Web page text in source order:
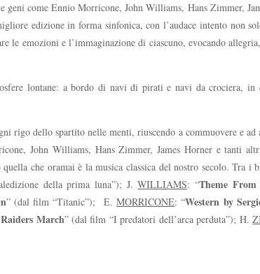
come Ennio Morricone, John Williams, Hans Zimmer,
edizione in forma sinfonica, con l’audace intento non
le emozioni e l’immaginazione di ciascuno, evocando
lontane: a bordo di navi di pirati e navi da crociera, in
rigo dello spartito nelle menti, riuscendo a commuovere e
John Williams, Hans Zimmer, James Horner e tanti
che oramai è la musica classica del nostro secolo. Tra
della prima luna”); J.WILLIAMS: “Theme From
” (dal film “Titanic”); E.MORRICONE: “Western by
March” (dal film “I predatori dell’arca perduta”); H.